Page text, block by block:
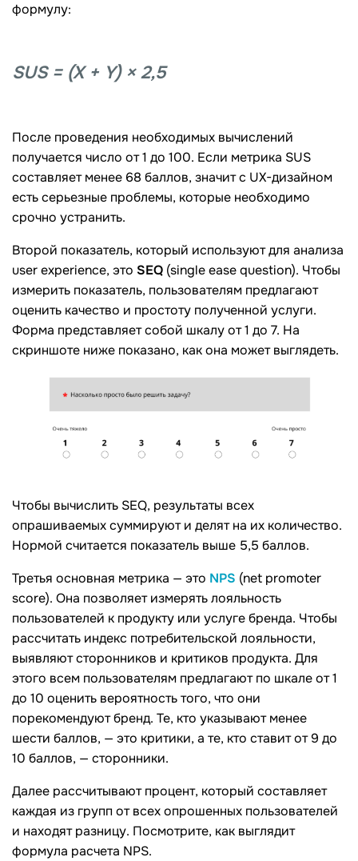
формулу:
SUS = (X + Y) × 2,5
После проведения необходимых вычислений
получается число от 1 до 100. Если метрика SUS
составляет менее 68 баллов, значит с UX-дизайном
есть серьезные проблемы, которые необходимо
срочно устранить.
Второй показатель, который используют для анализа
user experience, это SEQ (single ease question). Чтобы
измерить показатель, пользователям предлагают
оценить качество и простоту полученной услуги.
Форма представляет собой шкалу от 1 до 7. На
скриншоте ниже показано, как она может выглядеть.
Чтобы вычислить SEQ, результаты всех
опрашиваемых суммируют и делят на их количество.
Нормой считается показатель выше 5,5 баллов.
Третья основная метрика — это NPS (net promoter
score). Она позволяет измерять лояльность
пользователей к продукту или услуге бренда. Чтобы
рассчитать индекс потребительской лояльности,
выявляют сторонников и критиков продукта. Для
этого всем пользователям предлагают по шкале от 1
до 10 оценить вероятность того, что они
порекомендуют бренд. Те, кто указывают менее
шести баллов, — это критики, а те, кто ставит от 9 до
10 баллов, — сторонники.
Далее рассчитывают процент, который составляет
каждая из групп от всех опрошенных пользователей
и находят разницу. Посмотрите, как выглядит
формула расчета NPS.